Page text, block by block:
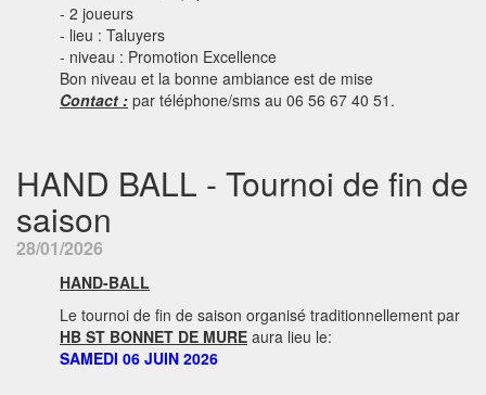
- 2 joueurs
- lieu : Taluyers
- niveau : Promotion Excellence
Bon niveau et la bonne ambiance est de mise
Contact : par téléphone/sms au 06 56 67 40 51.
HAND BALL - Tournoi de fin de
saison
28/01/2026
HAND-BALL
Le tournoi de fin de saison organisé traditionnellement par
HB ST BONNET DE MURE aura lieu le:
SAMEDI 06 JUIN 2026